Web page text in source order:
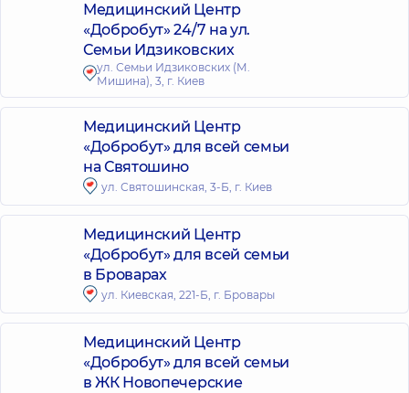
Медицинский Центр
«Добробут» 24/7 на ул.
Семьи Идзиковских
ул. Семьи Идзиковских (М.
Мишина), 3, г. Киев
Медицинский Центр
«Добробут» для всей семьи
на Святошино
ул. Святошинская, 3-Б, г. Киев
Медицинский Центр
«Добробут» для всей семьи
в Броварах
ул. Киевская, 221-Б, г. Бровары
Медицинский Центр
«Добробут» для всей семьи
в ЖК Новопечерские